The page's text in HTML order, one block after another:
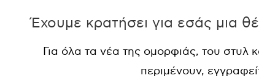
Έχουμε κρατήσει για εσάς μια
Για όλα τα νέα της ομορφιάς, του στυλ
περιμένουν,